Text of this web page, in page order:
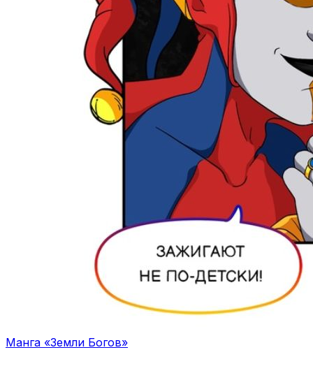
Манга «Земли Богов»